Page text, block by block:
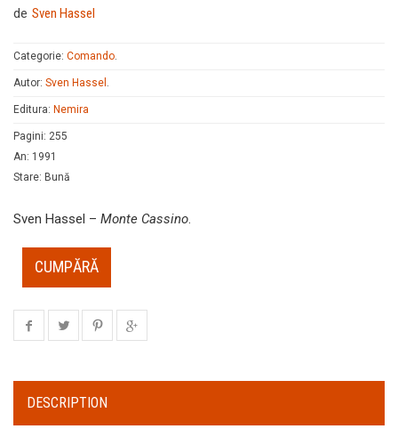
de Sven Hassel
Categorie: Comando.
Autor: Sven Hassel .
Editura: Nemira
Pagini: 255
An: 1991
Stare: Bună
Sven Hassel – Monte Cassino.
CUMPĂRĂ
DESCRIPTION